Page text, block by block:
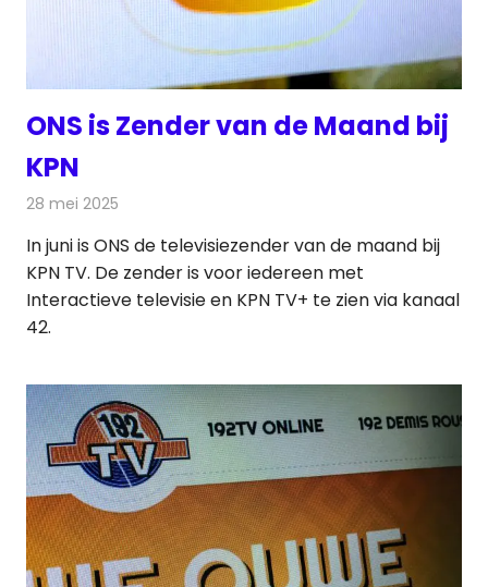
ONS is Zender van de Maand bij
KPN
28 mei 2025
In juni is ONS de televisiezender van de maand bij
KPN TV. De zender is voor iedereen met
Interactieve televisie en KPN TV+ te zien via kanaal
42.